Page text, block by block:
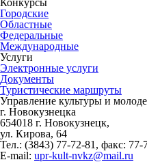
Конкурсы
Городские
Областные
Федеральные
Международные
Услуги
Электронные услуги
Документы
Туристические маршруты
Управление культуры и
г. Новокузнецка
654018 г. Новокузнецк,
ул. Кирова, 64
Тел.: (3843) 77-72-81 , факс: 77-
E-mail: upr-kult-nvkz@mail.ru